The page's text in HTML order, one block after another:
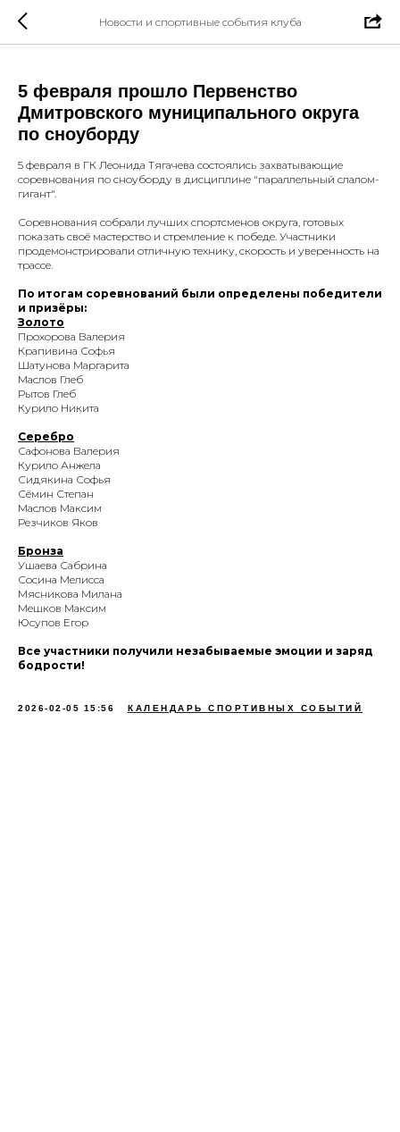
Новости и спортивные события клуба
5 февраля прошло Первенство
Дмитровского муниципального округа
по сноуборду
5 февраля в ГК Леонида Тягачева состоялись захватывающие
соревнования по сноуборду в дисциплине "параллельный слалом-
гигант".
Соревнования собрали лучших спортсменов округа, готовых
показать своё мастерство и стремление к победе. Участники
продемонстрировали отличную технику, скорость и уверенность на
трассе.
По итогам соревнований были определены победители
и призёры:
Золото
Прохорова Валерия
Крапивина Софья
Шатунова Маргарита
Маслов Глеб
Рытов Глеб
Курило Никита
Серебро
Сафонова Валерия
Курило Анжела
Сидякина Софья
Сёмин Степан
Маслов Максим
Резчиков Яков
Бронза
Ушаева Сабрина
Сосина Мелисса
Мясникова Милана
Мешков Максим
Юсупов Егор
Все участники получили незабываемые эмоции и заряд
бодрости!
2026-02-05 15:56 КАЛЕНДАРЬ СПОРТИВНЫХ СОБЫТИЙ